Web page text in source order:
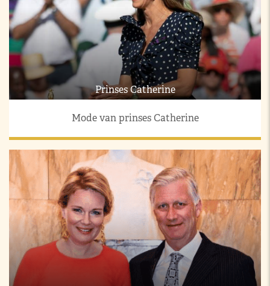
Prinses Catherine
Mode van prinses Catherine